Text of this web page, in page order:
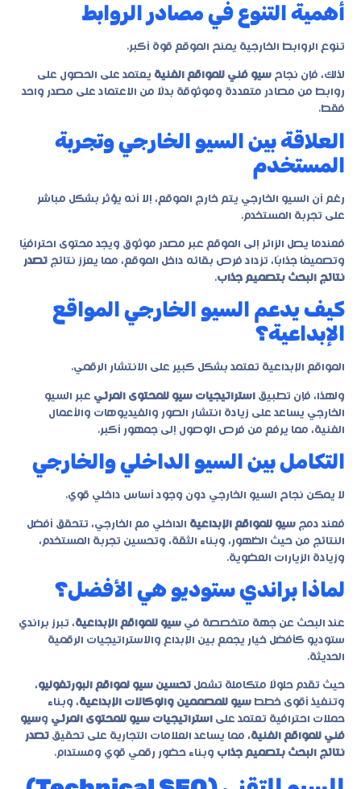
أهمية التنوع في مصادر الروابط
تنوع الروابط الخارجية يمنح الموقع قوة أكبر.
لذلك، فإن نجاح سيو فني للمواقع الفنية يعتمد على الحصول على
روابط من مصادر متعددة وموثوقة بدلًا من الاعتماد على مصدر واحد
فقط.
العلاقة بين السيو الخارجي وتجربة
المستخدم
رغم أن السيو الخارجي يتم خارج الموقع، إلا أنه يؤثر بشكل مباشر
على تجربة المستخدم.
فعندما يصل الزائر إلى الموقع عبر مصدر موثوق ويجد محتوى احترافيًا
وتصميمًا جذابًا، تزداد فرص بقائه داخل الموقع، مما يعزز نتائج تصدر
نتائج البحث بتصميم جذاب.
كيف يدعم السيو الخارجي المواقع
الإبداعية؟
المواقع الإبداعية تعتمد بشكل كبير على الانتشار الرقمي.
ولهذا، فإن تطبيق استراتيجيات سيو للمحتوى المرئي عبر السيو
الخارجي يساعد على زيادة انتشار الصور والفيديوهات والأعمال
الفنية، مما يرفع من فرص الوصول إلى جمهور أكبر.
التكامل بين السيو الداخلي والخارجي
لا يمكن نجاح السيو الخارجي دون وجود أساس داخلي قوي.
فعند دمج سيو للمواقع الإبداعية الداخلي مع الخارجي، تتحقق أفضل
النتائج من حيث الظهور، وبناء الثقة، وتحسين تجربة المستخدم،
وزيادة الزيارات العضوية.
لماذا براندي ستوديو هي الأفضل؟
عند البحث عن جهة متخصصة في سيو للمواقع الإبداعية، تبرز براندي
ستوديو كأفضل خيار يجمع بين الإبداع والاستراتيجيات الرقمية
الحديثة.
حيث تقدم حلولًا متكاملة تشمل تحسين سيو لمواقع البورتفوليو،
وتنفيذ أقوى خطط سيو للمصممين والوكالات الإبداعية، وبناء
حملات احترافية تعتمد على استراتيجيات سيو للمحتوى المرئي وسيو
فني للمواقع الفنية، مما يساعد العلامات التجارية على تحقيق تصدر
نتائج البحث بتصميم جذاب وبناء حضور رقمي قوي ومستدام.